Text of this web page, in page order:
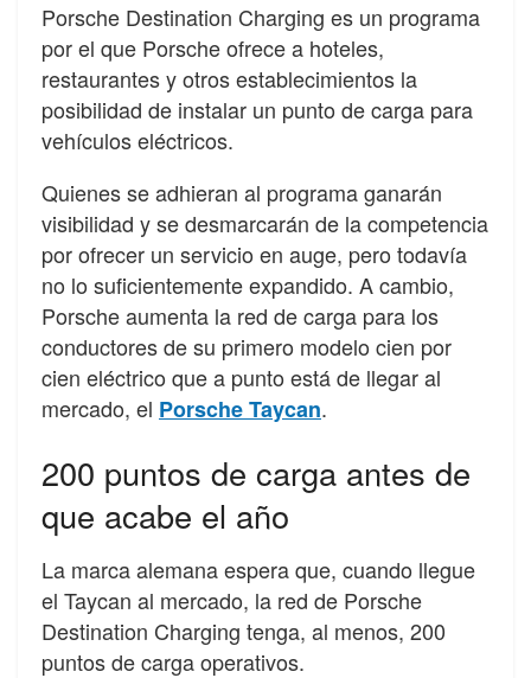
Porsche Destination Charging es un programa
por el que Porsche ofrece a hoteles,
restaurantes y otros establecimientos la
posibilidad de instalar un punto de carga para
vehículos eléctricos.
Quienes se adhieran al programa ganarán
visibilidad y se desmarcarán de la competencia
por ofrecer un servicio en auge, pero todavía
no lo suficientemente expandido. A cambio,
Porsche aumenta la red de carga para los
conductores de su primero modelo cien por
cien eléctrico que a punto está de llegar al
mercado, el Porsche Taycan.
200 puntos de carga antes de
que acabe el año
La marca alemana espera que, cuando llegue
el Taycan al mercado, la red de Porsche
Destination Charging tenga, al menos, 200
puntos de carga operativos.